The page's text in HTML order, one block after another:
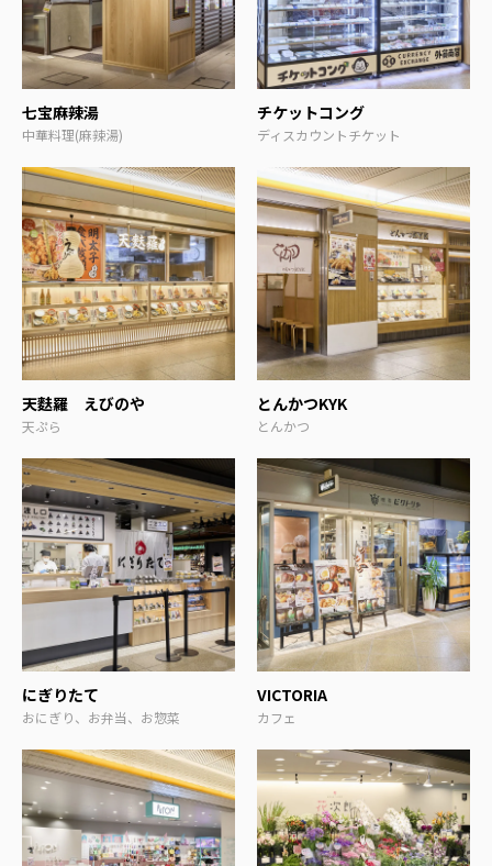
七宝麻辣湯
中華料理(麻辣湯)
チケットコング
ディスカウントチケット
天麩羅 えびのや
天ぷら
とんかつKYK
とんかつ
にぎりたて
おにぎり、お弁当、お惣菜
VICTORIA
カフェ